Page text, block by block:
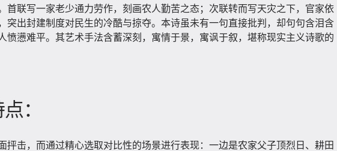
首联写一家老少通力劳作，刻画农人勤苦之态；次联转而写天灾之下，官家依
突出封建制度对民生的冷酷与掠夺。本诗虽未有一句直接批判，却句句含泪含
愤懑难平。其艺术手法含蓄深刻，寓情于景，寓讽于叙，堪称现实主义诗歌的
：
抨击，而通过精心选取对比性的场景进行表现：一边是农家父子顶烈日、耕田